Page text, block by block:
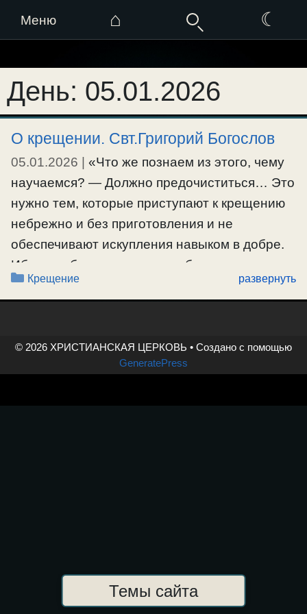
Меню ⌂ ☾
к
содержимому
День: 05.01.2026
О крещении. Свт.Григорий Богослов
05.01.2026 | «Что же познаем из этого, чему
научаемся? — Должно предочиститься… Это
нужно тем, которые приступают к крещению
небрежно и без приготовления и не
обеспечивают искупления навыком в добре.
Ибо хотя благодать эта, как благодать, дает
отпущение прежних грехов; но тогда тем
больше требуется от нас благоговения,
(Притч. 26,11).» (Свт.Григорий …
Рубрики
Крещение развернуть
© 2026 ХРИСТИАНСКАЯ ЦЕРКОВЬ • Создано с помощью
GeneratePress
Темы сайта